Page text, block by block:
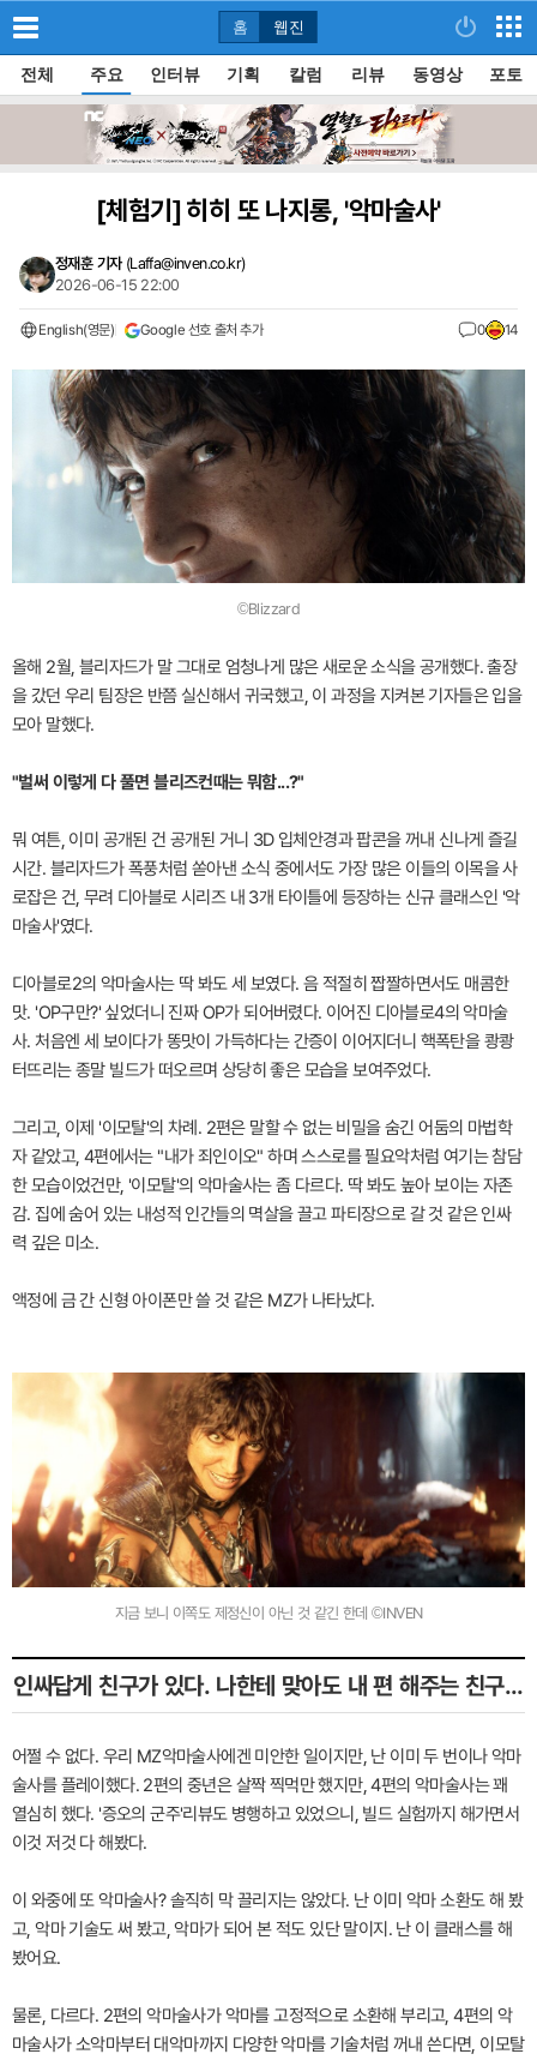
홈 웹진
전체 주요 인터뷰 기획 칼럼 리뷰 동영상 포토
[체험기]히히 또 나지롱, '악마술사'
정재훈 기자 (Laffa@inven.co.kr)
2026-06-15 22:00
English(영문) Google 선호 출처 추가 0 14
©Blizzard
올해 2월, 블리자드가 말 그대로 엄청나게 많은 새로운 소식을 공개했다. 출장
을 갔던 우리 팀장은 반쯤 실신해서 귀국했고, 이 과정을 지켜본 기자들은 입을
모아 말했다.
"벌써 이렇게 다 풀면 블리즈컨때는 뭐함...?"
뭐 여튼, 이미 공개된 건 공개된 거니 3D 입체안경과 팝콘을 꺼내 신나게 즐길
시간. 블리자드가 폭풍처럼 쏟아낸 소식 중에서도 가장 많은 이들의 이목을 사
로잡은 건, 무려 디아블로 시리즈 내 3개 타이틀에 등장하는 신규 클래스인 '악
마술사'였다.
디아블로2의 악마술사는 딱 봐도 세 보였다. 음 적절히 짭짤하면서도 매콤한
맛. 'OP구만?' 싶었더니 진짜 OP가 되어버렸다. 이어진 디아블로4의 악마술
사. 처음엔 세 보이다가 똥맛이 가득하다는 간증이 이어지더니 핵폭탄을 쾅쾅
터뜨리는 종말 빌드가 떠오르며 상당히 좋은 모습을 보여주었다.
그리고, 이제 '이모탈'의 차례. 2편은 말할 수 없는 비밀을 숨긴 어둠의 마법학
자 같았고, 4편에서는 "내가 죄인이오" 하며 스스로를 필요악처럼 여기는 참담
한 모습이었건만, '이모탈'의 악마술사는 좀 다르다. 딱 봐도 높아 보이는 자존
감. 집에 숨어 있는 내성적 인간들의 멱살을 끌고 파티장으로 갈 것 같은 인싸
력 깊은 미소.
액정에 금 간 신형 아이폰만 쓸 것 같은 MZ가 나타났다.
지금 보니 이쪽도 제정신이 아닌 것 같긴 한데 ©INVEN
인싸답게 친구가 있다. 나한테 맞아도 내 편 해주는 친구...
어쩔 수 없다. 우리 MZ악마술사에겐 미안한 일이지만, 난 이미 두 번이나 악마
술사를 플레이했다. 2편의 중년은 살짝 찍먹만 했지만, 4편의 악마술사는 꽤
열심히 했다. '증오의 군주'리뷰도 병행하고 있었으니, 빌드 실험까지 해가면서
이것 저것 다 해봤다.
이 와중에 또 악마술사? 솔직히 막 끌리지는 않았다. 난 이미 악마 소환도 해 봤
고, 악마 기술도 써 봤고, 악마가 되어 본 적도 있단 말이지. 난 이 클래스를 해
봤어요.
물론, 다르다. 2편의 악마술사가 악마를 고정적으로 소환해 부리고, 4편의 악
마술사가 소악마부터 대악마까지 다양한 악마를 기술처럼 꺼내 쓴다면, 이모탈